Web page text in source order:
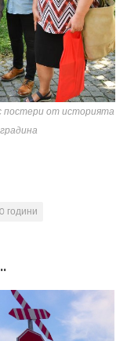
постери от историята
години